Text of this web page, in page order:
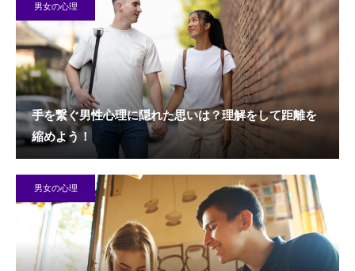
男女の心理
手を繋ぐ男性心理に隠れた思いは？理解をして距離を
縮めよう！
男女の心理